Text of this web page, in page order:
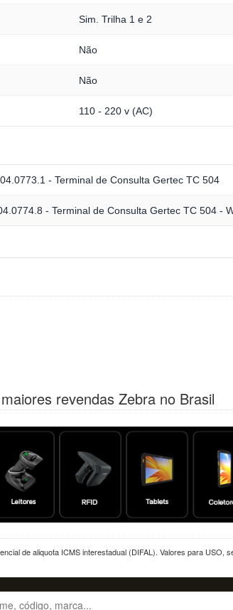
Sim. Trilha 1 e 2
Não
Não
110 - 220 v (AC)
- Terminal de Consulta Gertec TC 504
- Terminal de Consulta Gertec TC 504 -
revendas Zebra no Brasil
de aliquota ICMS interestadual (DIFAL). Valores para